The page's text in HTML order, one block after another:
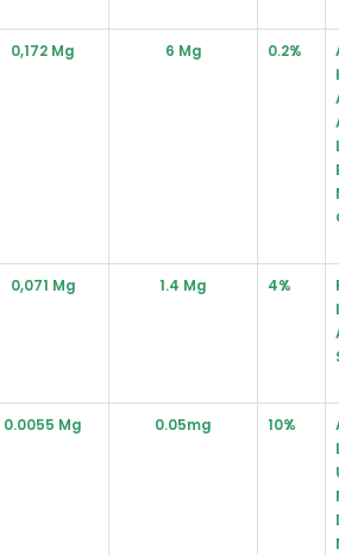
0,172 Mg 6 Mg 0.2%
0,071 Mg 1.4 Mg 4%
0.0055 Mg 0.05mg 10%